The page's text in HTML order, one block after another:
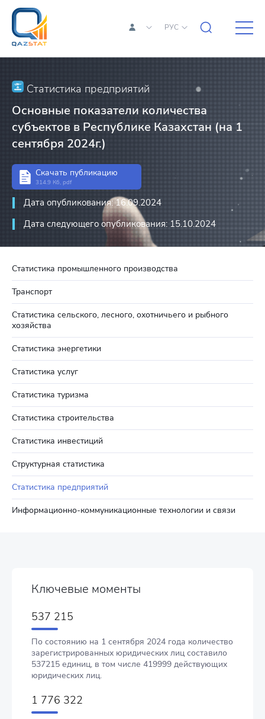
РУС
Статистика промышленного производства
Транспорт
Статистика сельского, лесного, охотничьего и рыбного
хозяйства
Статистика энергетики
Статистика услуг
Статистика туризма
Статистика строительства
Статистика инвестиций
Структурная статистика
Статистика предприятий
Информационно-коммуникационные технологии и связи
Статистика предприятий
Основные показатели количества
субъектов в Республике Казахстан (на 1
сентября 2024г.)
Скачать публикацию
314.9 Кб, pdf
Дата опубликования: 16.09.2024
Дата следующего опубликования: 15.10.2024
Ключевые моменты
537 215
По состоянию на 1 сентября 2024 года количество
зарегистрированных юридических лиц составило
537215 единиц, в том числе 419999 действующих
юридических лиц.
1 776 322